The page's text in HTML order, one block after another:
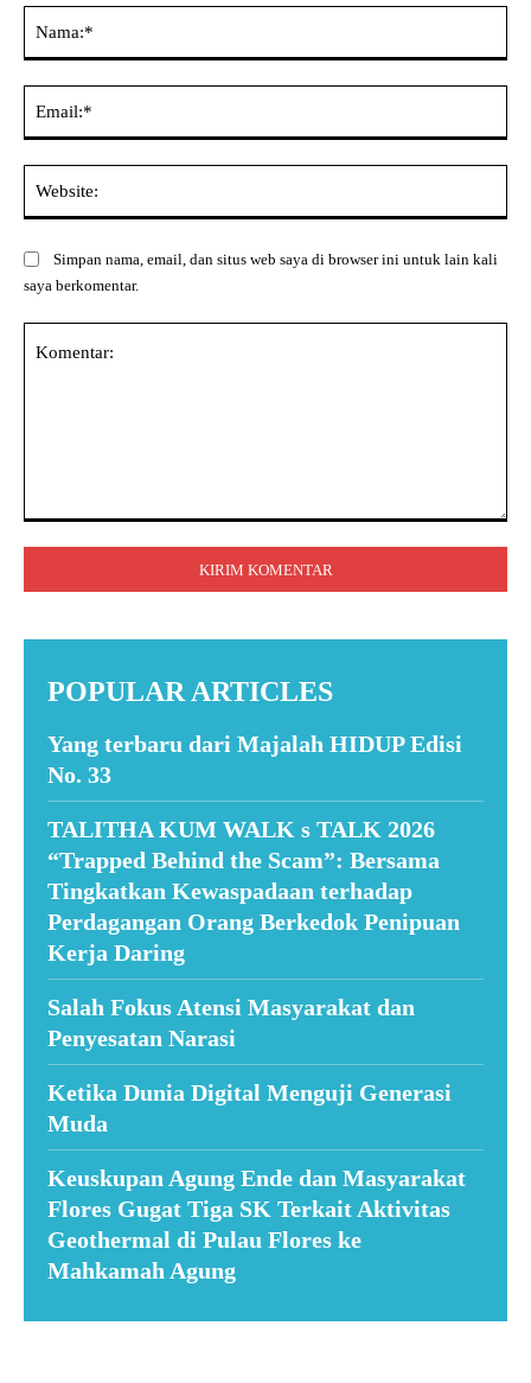
Simpan nama, email, dan situs web saya di browser ini untuk lain kali
saya berkomentar.
POPULAR ARTICLES
Yang terbaru dari Majalah HIDUP Edisi
No. 33
TALITHA KUM WALK s TALK 2026
“Trapped Behind the Scam”: Bersama
Tingkatkan Kewaspadaan terhadap
Perdagangan Orang Berkedok Penipuan
Kerja Daring
Salah Fokus Atensi Masyarakat dan
Penyesatan Narasi
Ketika Dunia Digital Menguji Generasi
Muda
Keuskupan Agung Ende dan Masyarakat
Flores Gugat Tiga SK Terkait Aktivitas
Geothermal di Pulau Flores ke
Mahkamah Agung